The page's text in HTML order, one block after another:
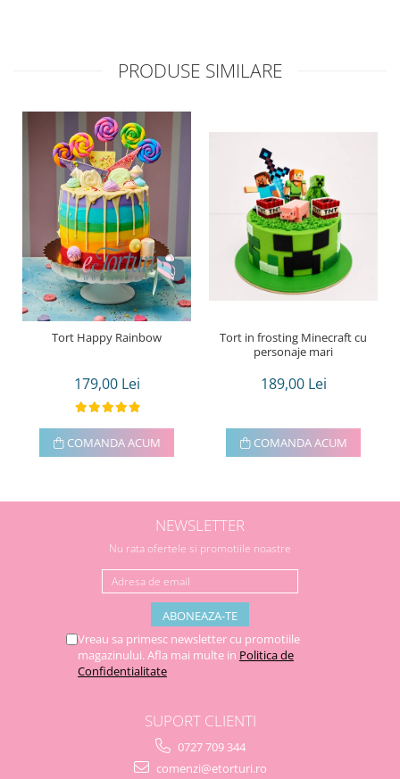
PRODUSE SIMILARE
Tort Happy Rainbow
179,00 Lei
COMANDA ACUM
Tort in frosting Minecraft cu
personaje mari
189,00 Lei
COMANDA ACUM
NEWSLETTER
Nu rata ofertele si promotiile noastre
Vreau sa primesc newsletter cu promotiile
magazinului. Afla mai multe in Politica de
Confidentialitate
SUPORT CLIENTI
0727 709 344
comenzi@etorturi.ro